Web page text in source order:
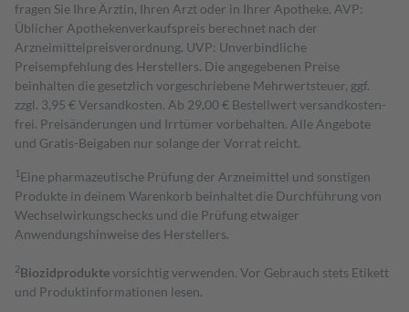
fragen Sie Ihre Ärztin, Ihren Arzt oder in Ihrer Apotheke. AVP:
Üblicher Apothekenverkaufspreis berechnet nach der
Arzneimittelpreisverordnung. UVP: Unverbindliche
Preisempfehlung des Herstellers. Die angegebenen Preise
beinhalten die gesetzlich vorgeschriebene Mehrwertsteuer, ggf.
zzgl. 3,95 € Versandkosten. Ab 29,00 € Bestell­wert versand­kosten­
frei. Preisänderungen und Irrtümer vorbehalten. Alle Angebote
und Gratis-Beigaben nur solange der Vorrat reicht.
1 Eine pharmazeutische Prüfung der Arzneimittel und sonstigen
Produkte in deinem Warenkorb beinhaltet die Durchführung von
Wechselwirkungschecks und die Prüfung etwaiger
Anwendungshinweise des Herstellers.
2Biozidproduktevorsichtig verwenden. Vor Gebrauch stets Etikett
und Produktinformationen lesen.